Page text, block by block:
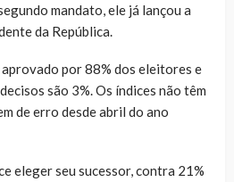
mandato, ele já lançou a
da República.
por 88% dos eleitores e
são 3%. Os índices não têm
de erro desde abril do ano
eleger seu sucessor, contra 21%